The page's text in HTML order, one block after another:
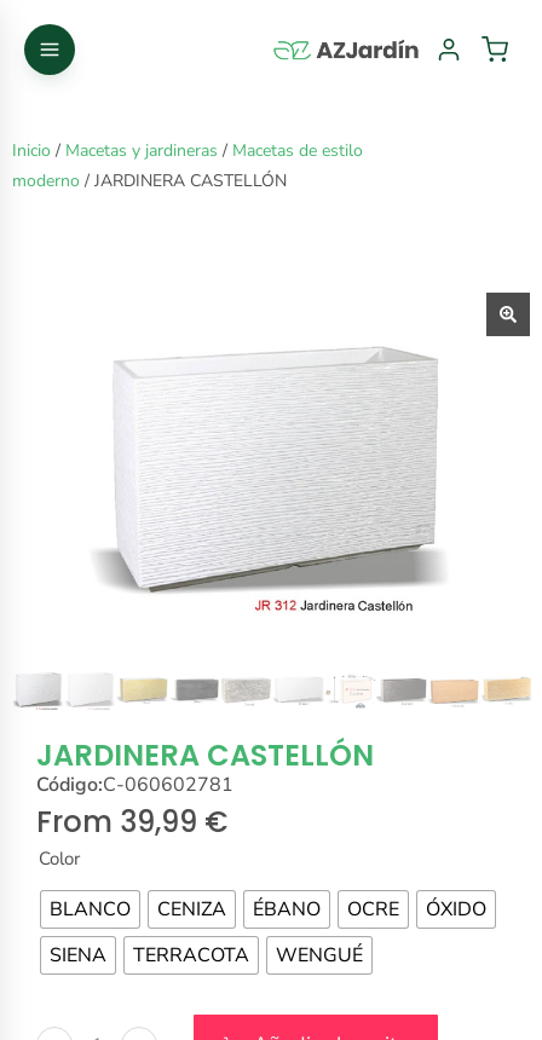
Inicio / Macetas y jardineras / Macetas de estilo
moderno / JARDINERA CASTELLÓN
JARDINERA CASTELLÓN
Código:C-060602781
From 39,99 €
Color
BLANCO CENIZA ÉBANO OCRE
ÓXIDO
SIENA
TERRACOTA WENGUÉ